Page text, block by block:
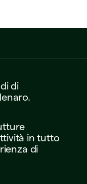
di
in tutto
di